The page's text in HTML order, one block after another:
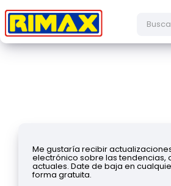
Me gustaría recibir
electrónico sobre las tendencias,
actuales. Date de baja en
forma gratuita.